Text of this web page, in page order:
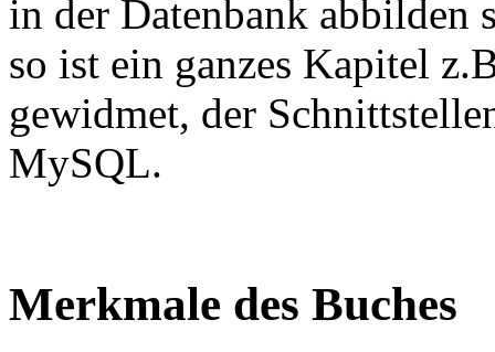
in der Datenbank abbilden
so ist ein ganzes Kapitel
gewidmet, der
MySQL.
Merkmale des Buches